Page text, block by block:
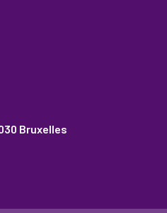
Bruxelles